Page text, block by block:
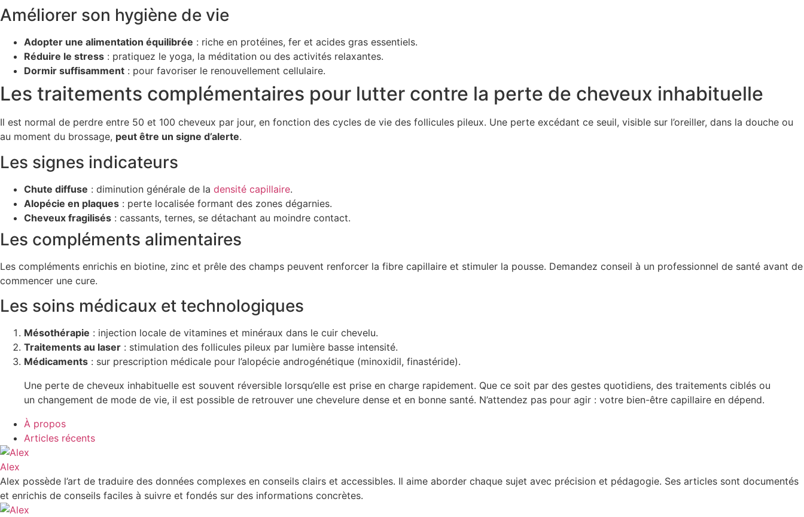
Améliorer son hygiène de vie
Adopter une alimentation équilibrée : riche en protéines, fer et acides gras essentiels.
Réduire le stress : pratiquez le yoga, la méditation ou des activités relaxantes.
Dormir suffisamment : pour favoriser le renouvellement cellulaire.
Les traitements complémentaires pour lutter contre la perte de cheveux inhabituelle
Il est normal de perdre entre 50 et 100 cheveux par jour, en fonction des cycles de vie des follicules pileux. Une perte excédant ce seuil, visible sur l’oreiller, dans la douche ou
au moment du brossage, peut être un signe d’alerte.
Les signes indicateurs
Chute diffuse : diminution générale de la densité capillaire.
Alopécie en plaques : perte localisée formant des zones dégarnies.
Cheveux fragilisés : cassants, ternes, se détachant au moindre contact.
Les compléments alimentaires
Les compléments enrichis en biotine, zinc et prêle des champs peuvent renforcer la fibre capillaire et stimuler la pousse. Demandez conseil à un professionnel de santé avant de
commencer une cure.
Les soins médicaux et technologiques
Mésothérapie : injection locale de vitamines et minéraux dans le cuir chevelu.
Traitements au laser : stimulation des follicules pileux par lumière basse intensité.
Médicaments : sur prescription médicale pour l’alopécie androgénétique (minoxidil, finastéride).
Une perte de cheveux inhabituelle est souvent réversible lorsqu’elle est prise en charge rapidement. Que ce soit par des gestes quotidiens, des traitements ciblés ou
un changement de mode de vie, il est possible de retrouver une chevelure dense et en bonne santé. N’attendez pas pour agir : votre bien-être capillaire en dépend.
À propos
Articles récents
Alex
Alex possède l’art de traduire des données complexes en conseils clairs et accessibles. Il aime aborder chaque sujet avec précision et pédagogie. Ses articles sont documentés
et enrichis de conseils faciles à suivre et fondés sur des informations concrètes.